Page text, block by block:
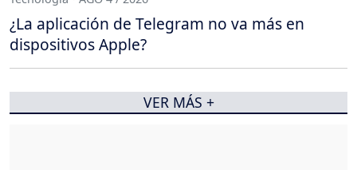
¿La aplicación de Telegram no va más en
dispositivos Apple?
VER MÁS +